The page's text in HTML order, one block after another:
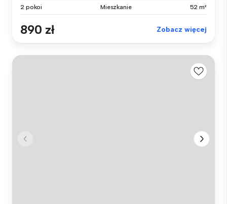
2 pokoi Mieszkanie 52 m²
890 zł Zobacz więcej